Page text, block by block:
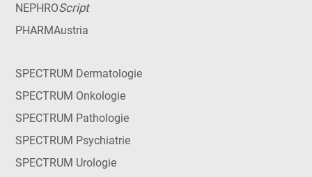
NEPHROScript
PHARMAustria
SPECTRUM Dermatologie
SPECTRUM Onkologie
SPECTRUM Pathologie
SPECTRUM Psychiatrie
SPECTRUM Urologie